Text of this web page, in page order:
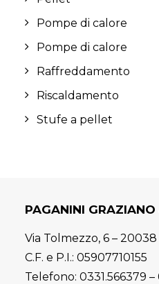
Pompe di calore
Pompe di calore
Raffreddamento
Riscaldamento
Stufe a pellet
PAGANINI GRAZIANO
Via Tolmezzo, 6 –
C.F. e P.I.: 05907710155
Telefono: 0331.566379 –